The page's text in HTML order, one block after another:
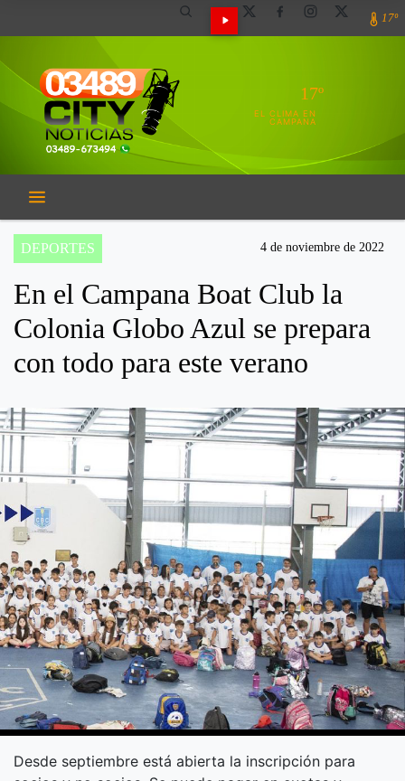
17º
17º
EL CLIMA EN
CAMPANA
DEPORTES 4 de noviembre de 2022
En el Campana Boat Club la
Colonia Globo Azul se prepara
con todo para este verano
Desde septiembre está abierta la inscripción para